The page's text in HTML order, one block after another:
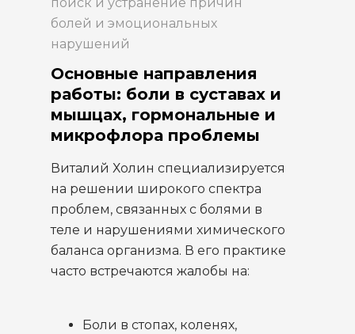
Основные направления
работы: боли в суставах и
мышцах, гормональные и
микрофлора проблемы
Виталий Холин специализируется
на решении широкого спектра
проблем, связанных с болями в
теле и нарушениями химического
баланса организма. В его практике
часто встречаются жалобы на:
Боли в стопах, коленях,
болей и эмоциональных
нарушений